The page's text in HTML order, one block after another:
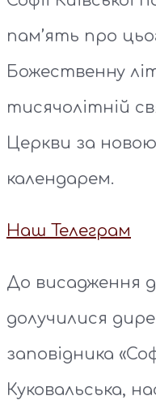
пам’ять про
Божественну
тисячолітній
Церкви за
календарем.
Наш Телеграм
До висадження
долучилися
заповідника
Куковальська,